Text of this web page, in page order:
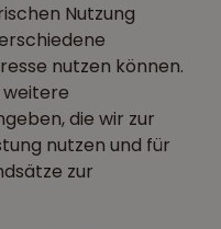
Nutzung
nutzen können.
weitere
die wir zur
nutzen und für
zur